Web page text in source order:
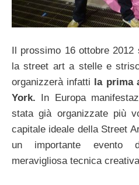
Il prossimo 16 ottobre
la street art a stelle e
organizzerà infatti la prima
York. In Europa
stata già organizzate più
capitale ideale della Street
un importante evento
meravigliosa tecnica